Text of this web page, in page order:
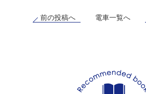
前の投稿へ 電車一覧へ